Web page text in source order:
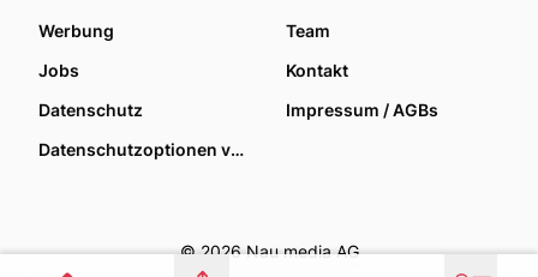
Werbung
Team
Jobs
Kontakt
Datenschutz
Impressum / AGBs
Datenschutzoptionen verwalten
© 2026 Nau media AG